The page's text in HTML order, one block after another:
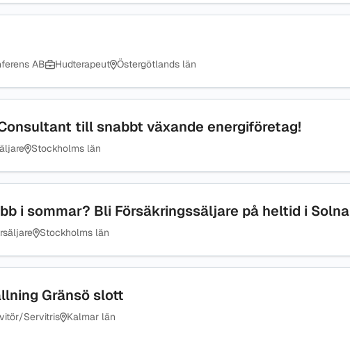
AB Hudterapeut Östergötlands län
till snabbt växande energiföretag!
Stockholms län
i sommar? Bli Försäkringssäljare på heltid i Solna
Stockholms län
Gränsö slott
Servitris Kalmar län